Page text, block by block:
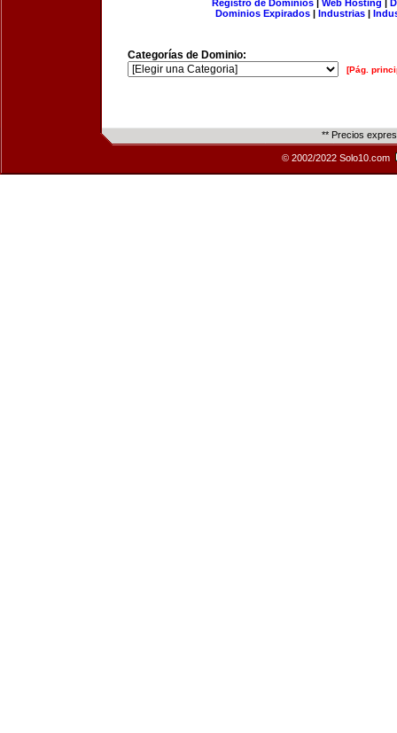
Registro de Dominios| Web Hosting |
Dominios Expirados | Industrias |
Categorías de Dominio:
[Pág.
** Precios
© 2002/2022 Solo10.com